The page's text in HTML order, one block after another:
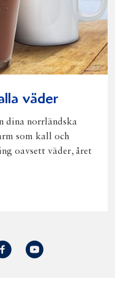
väder
dina norrländska
som kall och
oavsett väder, året
Facebook
Youtube